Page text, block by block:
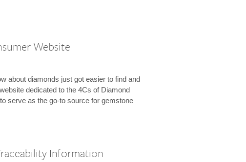
Website
about diamonds just got easier to find and
dedicated to the 4Cs of Diamond
serve as the go-to source for gemstone
Information